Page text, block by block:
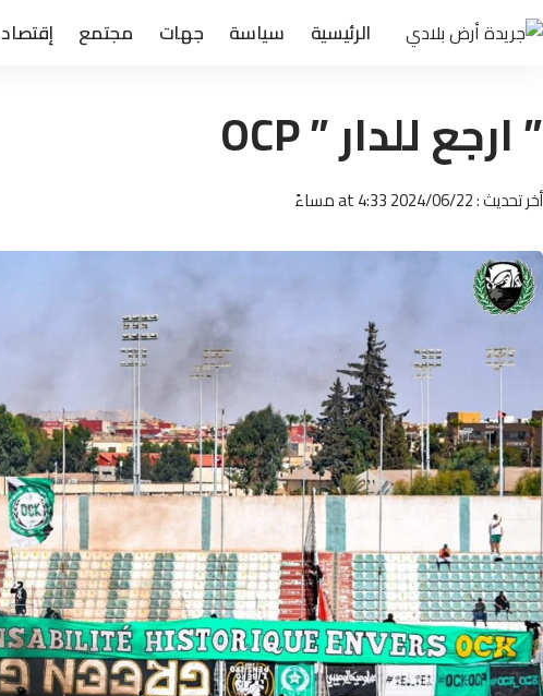
الرئيسية سياسة جهات مجتمع إقتصاد
” ارجع للدار ” OCP
أخر تحديث : 2024/06/22 at 4:33 مساءً